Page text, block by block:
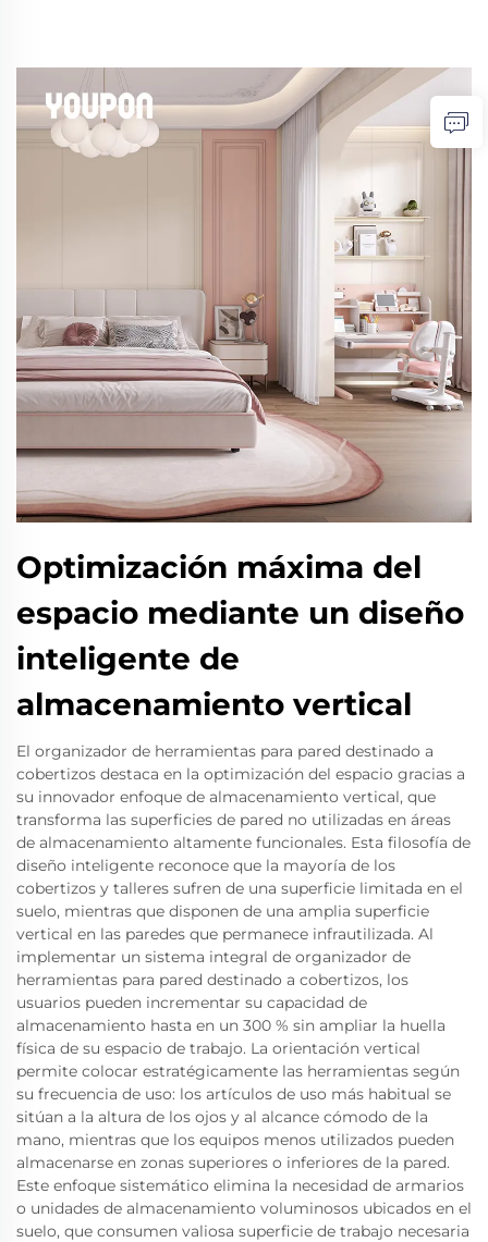
Optimización máxima del
espacio mediante un diseño
inteligente de
almacenamiento vertical
El organizador de herramientas para pared destinado a
cobertizos destaca en la optimización del espacio gracias a
su innovador enfoque de almacenamiento vertical, que
transforma las superficies de pared no utilizadas en áreas
de almacenamiento altamente funcionales. Esta filosofía de
diseño inteligente reconoce que la mayoría de los
cobertizos y talleres sufren de una superficie limitada en el
suelo, mientras que disponen de una amplia superficie
vertical en las paredes que permanece infrautilizada. Al
implementar un sistema integral de organizador de
herramientas para pared destinado a cobertizos, los
usuarios pueden incrementar su capacidad de
almacenamiento hasta en un 300 % sin ampliar la huella
física de su espacio de trabajo. La orientación vertical
permite colocar estratégicamente las herramientas según
su frecuencia de uso: los artículos de uso más habitual se
sitúan a la altura de los ojos y al alcance cómodo de la
mano, mientras que los equipos menos utilizados pueden
almacenarse en zonas superiores o inferiores de la pared.
Este enfoque sistemático elimina la necesidad de armarios
o unidades de almacenamiento voluminosos ubicados en el
suelo, que consumen valiosa superficie de trabajo necesaria